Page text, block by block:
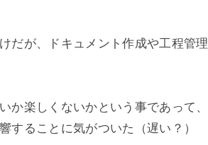
だが、ドキュメント作成や工程管理
か楽しくないかという事であって、
することに気がついた（遅い？）